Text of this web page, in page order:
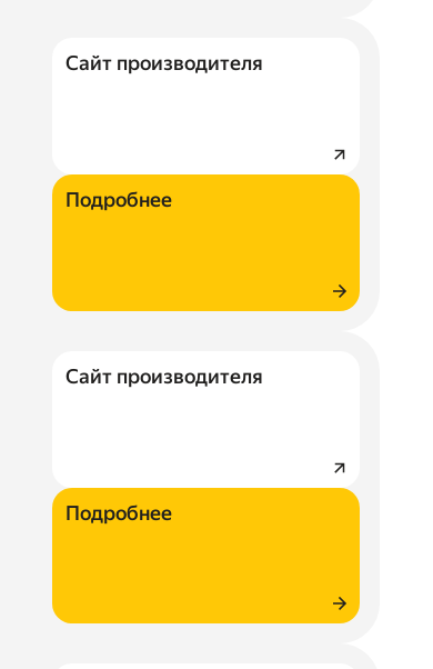
Сайт производителя
Подробнее
Сайт производителя
Подробнее